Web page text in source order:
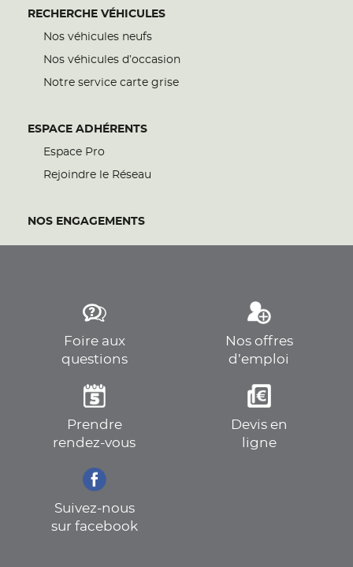
RECHERCHE VÉHICULES
Nos véhicules neufs
Nos véhicules d’occasion
Notre service carte grise
ESPACE ADHÉRENTS
Espace Pro
Rejoindre le Réseau
NOS ENGAGEMENTS
Foire aux
questions
Nos offres
d’emploi
Prendre
rendez-vous
Devis en
ligne
Suivez-nous
sur facebook